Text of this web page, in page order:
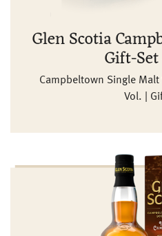
Glen Scotia
Gift-Set
Campbeltown Single
Vol. |